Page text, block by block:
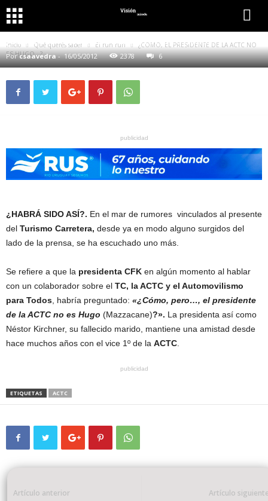
Inicio Qué querés saber El run run
¿COMO, EL PRESIDENTE DE LA ACTC NO
ES HUGO…?
QUÉ QUERÉS SABER
¿COMO, EL PRESIDENTE DE LA ACTC NO ES HUGO…?
Por csaavedra- 16/05/2012 2378 6
publicidad
¿HABRÁ SIDO ASÍ?. En el mar de rumores vinculados al presente
del Turismo Carretera, desde ya en modo alguno surgidos del
lado de la prensa, se ha escuchado uno más.
Se refiere a que la presidenta CFK en algún momento al hablar
con un colaborador sobre el TC, la ACTC y el Automovilismo
para Todos , habría preguntado: «¿Cómo, pero…, el presidente
de la ACTC no es Hugo (Mazzacane)?». La presidenta así como
Néstor Kirchner, su fallecido marido, mantiene una amistad desde
hace muchos años con el vice 1º de la ACTC
publicidad
ETIQUETAS ACTC
Artículo anterior Artículo